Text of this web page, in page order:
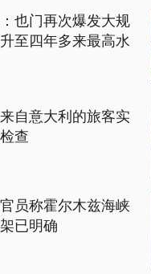
也门再次爆发大规
至四年多来最高水
自意大利的旅客实
查
员称霍尔木兹海峡
已明确